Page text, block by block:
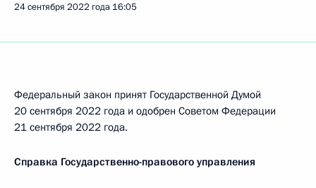
24 сентября 2022 года 16:05
Федеральный закон принят Государственной Думой
20 сентября 2022 года и одобрен Советом Федерации
21 сентября 2022 года.
Справка Государственно-правового управления